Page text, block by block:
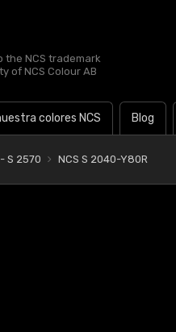
NCS trademark
of NCS Colour AB
colores NCS Blog
S 2570 NCS S 2040-Y80R